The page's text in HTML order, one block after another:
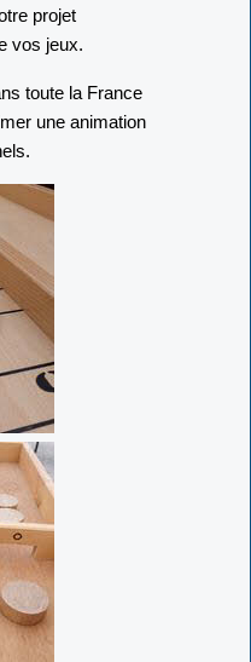
projet
vos jeux.
toute la France
une animation